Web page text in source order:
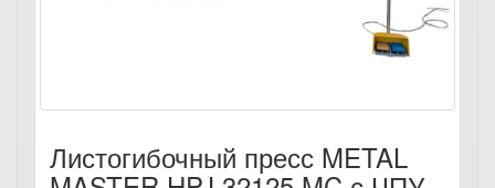
Листогибочный пресс METAL